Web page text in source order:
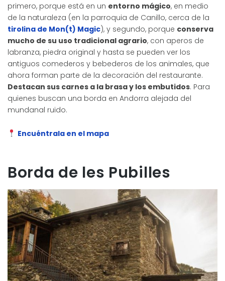
primero, porque está en un entorno mágico, en medio
de la naturaleza (en la parroquia de Canillo, cerca de la
tirolina de Mon(t) Magic), y segundo, porque conserva
mucho de su uso tradicional agrario, con aperos de
labranza, piedra original y hasta se pueden ver los
antiguos comederos y bebederos de los animales, que
ahora forman parte de la decoración del restaurante.
Destacan sus carnes a la brasa y los embutidos. Para
quienes buscan una borda en Andorra alejada del
mundanal ruido.
Encuéntrala en el mapa
Borda de les Pubilles